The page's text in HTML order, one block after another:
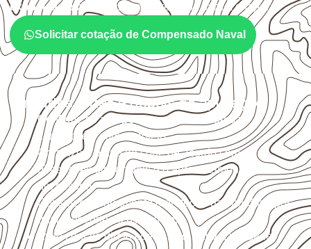
exposição e o acabamento
previstos para a chapa.
Solicitar cotação de Compensado Naval
Cuidados antes e depois da aplicação
Confirme se a espessura e o formatosão
compatíveis com o projeto.
Organize o plano de corte de acordo com as
dimensões disponíveis e o aproveitamento
necessário.
Considere acabamento e proteção das bordas após
qualquer corte ou usinagem.
Evite contato direto com o solo, chuva, umidade